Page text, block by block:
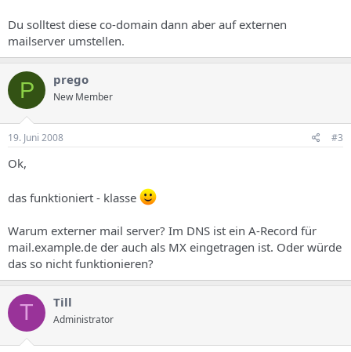
Du solltest diese co-domain dann aber auf externen
mailserver umstellen.
P prego
New Member
19. Juni 2008 #3
Ok,
das funktioniert - klasse
Warum externer mail server? Im DNS ist ein A-Record für
mail.example.de der auch als MX eingetragen ist. Oder würde
das so nicht funktionieren?
T Till
Administrator